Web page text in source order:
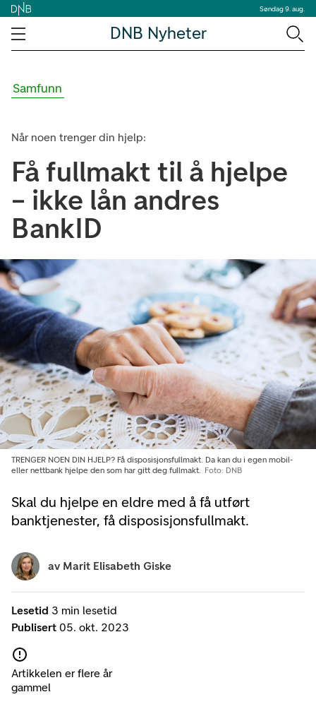
Søndag 9. aug.
DNB Nyheter
Samfunn
Når noen trenger din hjelp:
Få fullmakt til å hjelpe
– ikke lån andres
BankID
Skal du hjelpe en eldre med å få utført
banktjenester, få disposisjonsfullmakt.
TRENGER NOEN DIN HJELP? Få disposisjonsfullmakt. Da kan du i egen mobil-
eller nettbank hjelpe den som har gitt deg fullmakt.
Foto: DNB
Lesetid 3 min lesetid
Publisert 05. okt. 2023
Artikkelen er flere år
gammel
av Marit Elisabeth Giske